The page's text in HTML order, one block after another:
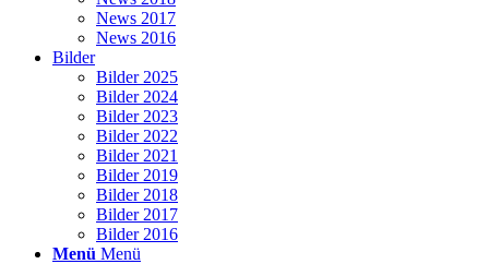
News 2017
News 2016
Bilder
Bilder 2025
Bilder 2024
Bilder 2023
Bilder 2022
Bilder 2021
Bilder 2019
Bilder 2018
Bilder 2017
Bilder 2016
Menü Menü